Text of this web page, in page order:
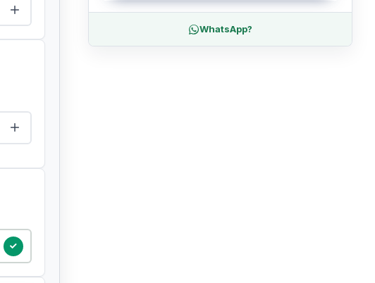
WhatsApp?